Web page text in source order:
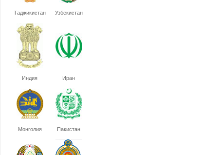
Таджикистан Узбекистан
Индия Иран
Монголия Пакистан